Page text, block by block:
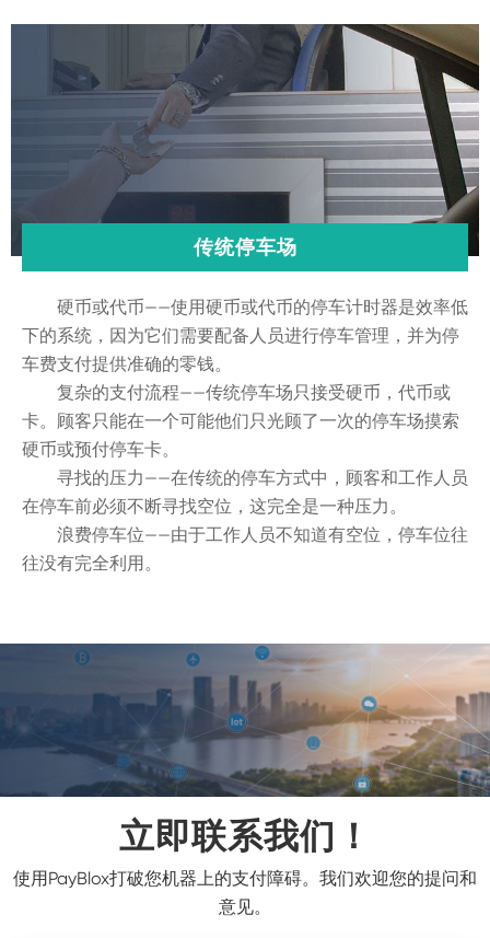
传统停车场
硬币或代币——使用硬币或代币的停车计时器是效率低
下的系统，因为它们需要配备人员进行停车管理，并为停
车费支付提供准确的零钱。
复杂的支付流程——传统停车场只接受硬币，代币或
卡。顾客只能在一个可能他们只光顾了一次的停车场摸索
硬币或预付停车卡。
寻找的压力——在传统的停车方式中，顾客和工作人员
在停车前必须不断寻找空位，这完全是一种压力。
浪费停车位——由于工作人员不知道有空位，停车位往
往没有完全利用。
立即联系我们！
使用PayBlox打破您机器上的支付障碍。我们欢迎您的提问和
意见。